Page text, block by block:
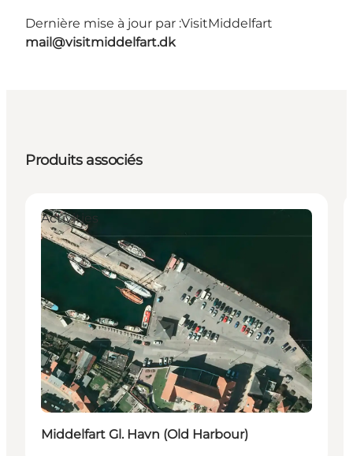
Dernière mise à jour par :VisitMiddelfart
mail@visitmiddelfart.dk
Produits associés
Activities
Middelfart Gl. Havn (Old Harbour)